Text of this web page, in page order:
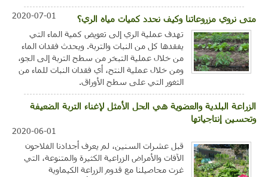
متى نروي مزروعاتنا وكيف نحدد كميات مياه الري؟
2020-07-01
تهدف عملية الري إلى تعويض كمية الماء التي
يفقدها كل من النبات والتربة. ويحدث فقدان الماء
من خلال عملية التبخر من سطح التربة إلى الجو،
ومن خلال عملية النتح، أي فقدان النبات للماء من
الثغور التي على سطح الأوراق.
الزراعة البلدية والعضوية هي الحل الأمثل لإغناء التربة الضعيفة
وتحسين إنتاجياتها
2020-06-01
قبل عشرات السنين، لم يعرف أجدادنا الفلاحون
الآفات والأمراض الزراعية الكثيرة والمتنوعة، التي
غزت محاصيلنا مع قدوم الزراعة الكيماوية